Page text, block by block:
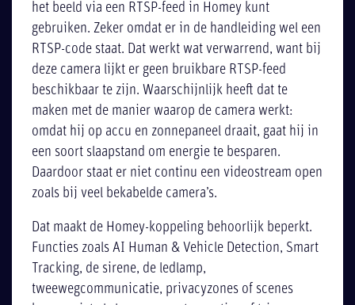
het beeld via een RTSP-feed in Homey kunt
gebruiken. Zeker omdat er in de handleiding wel een
RTSP-code staat. Dat werkt wat verwarrend, want bij
deze camera lijkt er geen bruikbare RTSP-feed
beschikbaar te zijn. Waarschijnlijk heeft dat te
maken met de manier waarop de camera werkt:
omdat hij op accu en zonnepaneel draait, gaat hij in
een soort slaapstand om energie te besparen.
Daardoor staat er niet continu een videostream open
zoals bij veel bekabelde camera’s.
Dat maakt de Homey-koppeling behoorlijk beperkt.
Functies zoals AI Human & Vehicle Detection, Smart
Tracking, de sirene, de ledlamp,
tweewegcommunicatie, privacyzones of scenes